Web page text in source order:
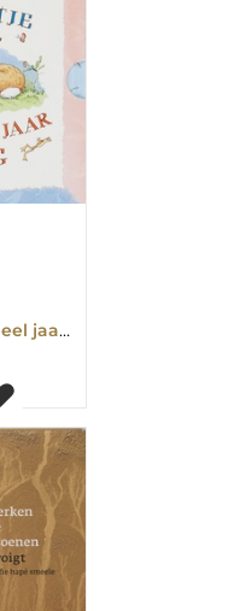
Hazeltje een heel jaar lang set a 4 titels